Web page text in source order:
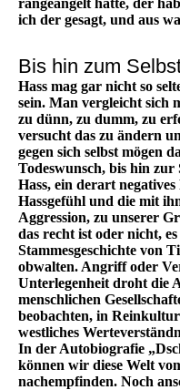
rangeangelt hatte, der
ich der gesagt, und aus
Bis hin zum
Hass mag gar nicht so
sein. Man vergleicht sich
zu dünn, zu dumm, zu
versucht das zu ändern
gegen sich selbst mögen
Todeswunsch, bis hin zur
Hass, ein derart
Hassgefühl und die mit
Aggression, zu unserer
das recht ist oder nicht,
Stammesgeschichte von
obwalten. Angriff oder
Unterlegenheit droht die
menschlichen
beobachten, in
westliches
In der Autobiografie
können wir diese Welt
nachempfinden. Noch